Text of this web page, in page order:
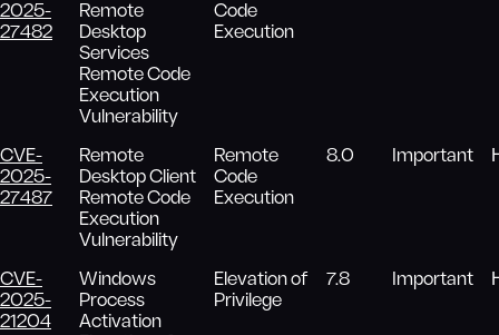
2025-
27482
Remote
Desktop
Services
Remote Code
Execution
Vulnerability
Code
Execution
CVE-
2025-
27487
Remote
Desktop Client
Remote Code
Execution
Vulnerability
Remote
Code
Execution
8.0 Important
CVE-
2025-
21204
Windows
Process
Activation
Elevation of
Privilege
7.8 Important